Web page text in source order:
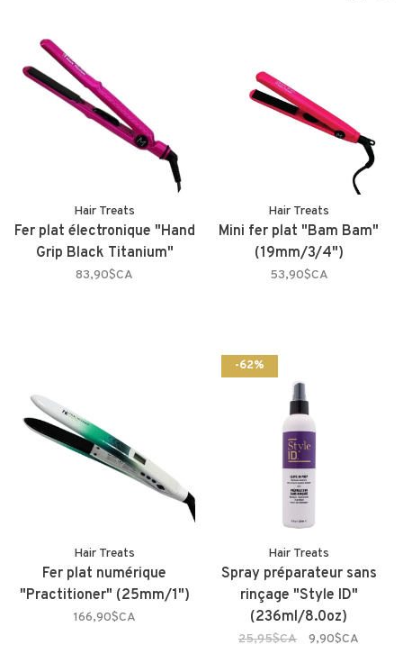
Hair Treats
Fer plat électronique "Hand
Grip Black Titanium"
83,90$CA
Hair Treats
Mini fer plat "Bam Bam"
(19mm/3/4")
53,90$CA
Hair Treats
Fer plat numérique
"Practitioner" (25mm/1")
166,90$CA
-62%
Hair Treats
Spray préparateur sans
rinçage "Style ID"
(236ml/8.0oz)
25,95$CA 9,90$CA